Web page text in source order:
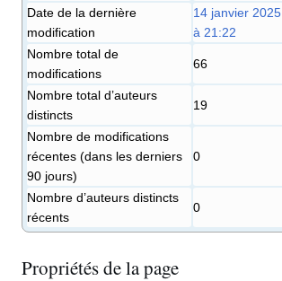
Date de la dernière
modification
14 janvier 2025
à 21:22
Nombre total de
modifications
66
Nombre total d’auteurs
distincts
19
Nombre de modifications
récentes (dans les derniers
90 jours)
0
Nombre d’auteurs distincts
récents
0
Propriétés de la page